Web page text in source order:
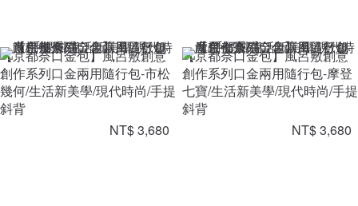
【京都奈口金包】風呂敷創意
創作系列口金兩用隨行包-市松
幾何/生活新美學/現代時尚/手提
斜背
NT$ 3,680
【京都奈口金包】風呂敷創意
創作系列口金兩用隨行包-摩登
七寶/生活新美學/現代時尚/手提
斜背
NT$ 3,680